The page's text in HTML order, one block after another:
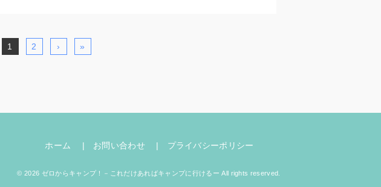
1 2 › »
ホーム お問い合わせ プライバシーポリシー
© 2026 ゼロからキャンプ！－これだけあればキャンプに行けるー All rights reserved.